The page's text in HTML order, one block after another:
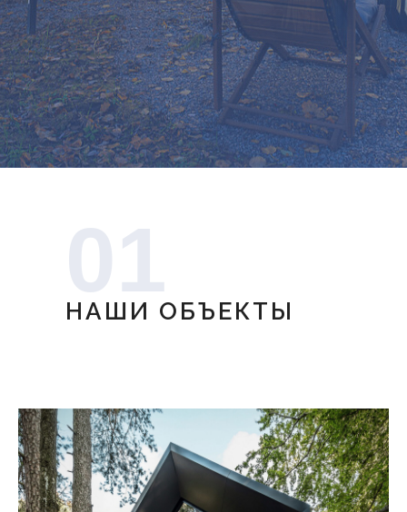
НАШИ ОБЪЕКТЫ
01